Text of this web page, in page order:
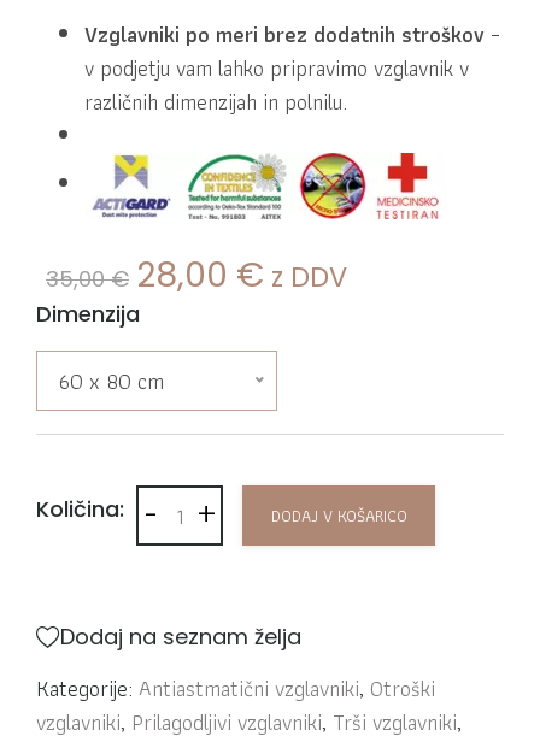
Vzglavniki po meri brez dodatnih stroškov –
v podjetju vam lahko pripravimo vzglavnik v
različnih dimenzijah in polnilu.
35,00€ Izvirna cena je bila:
28,00 € Trenutna cena
z DDV
Dimenzija
60 x 80 cm
Količina: Vzglavnik Insula količina
+
- DODAJ V KOŠARICO
Dodaj na seznam želja
Kategorije: Antiastmatični vzglavniki, Otroški
vzglavniki, Prilagodljivi vzglavniki, Trši vzglavniki,